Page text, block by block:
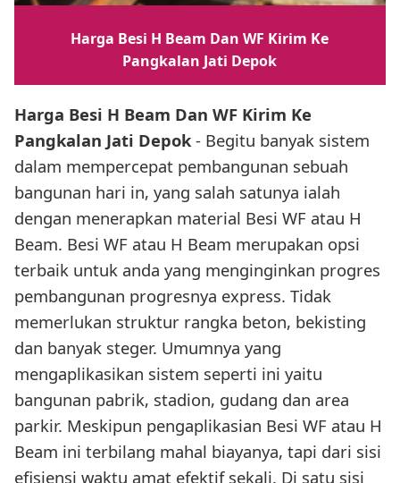
Harga Besi H Beam Dan WF Kirim Ke
Pangkalan Jati Depok
Harga Besi H Beam Dan WF Kirim Ke
Pangkalan Jati Depok - Begitu banyak sistem
dalam mempercepat pembangunan sebuah
bangunan hari in, yang salah satunya ialah
dengan menerapkan material Besi WF atau H
Beam. Besi WF atau H Beam merupakan opsi
terbaik untuk anda yang menginginkan progres
pembangunan progresnya express. Tidak
memerlukan struktur rangka beton, bekisting
dan banyak steger. Umumnya yang
mengaplikasikan sistem seperti ini yaitu
bangunan pabrik, stadion, gudang dan area
parkir. Meskipun pengaplikasian Besi WF atau H
Beam ini terbilang mahal biayanya, tapi dari sisi
efisiensi waktu amat efektif sekali. Di satu sisi